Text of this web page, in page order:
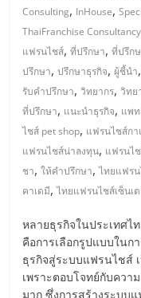
ธุรกิจ
SME
แห่ง
ประเทศไทย,
ThaiSMEsCenter,
รวม
ธุรกิจ
ไทย,
SMEs,
แฟ
รน
Consulting, InHouse,
ThaiFranchise Consultancy
แฟรนไชส์,ที่ปรึกษา,ที่ปรึก
ปรึกษา,ปรึกษาธุรกิจ,ผู้ชี้นำ
รับคำปรึกษา,วิทยากร,วิทย
ที่ปรึกษา, แนะนำธุรกิจ, แพ
ไชส์ pet shop, แฟรนไชส์ก
แฟรนไชส์น่าลงทุน, แฟรนไ
ชา,ให้คำปรึกษา,ไทยแฟร
คาเดมี,ไทยแฟรนไชส์เซ็นเ
หลายธุรกิจในประเทศไ
คือการเลือกรูปแบบในก
ธุรกิจสู่ระบบแฟรนไชส์
เพราะตอบโจทย์กับคว
มาก ซึ่งการสร้างระบบ